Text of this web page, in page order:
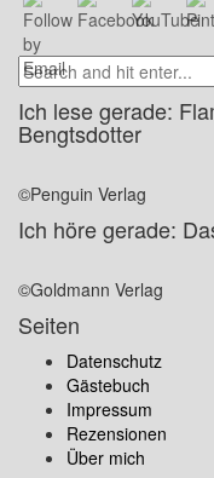
Ich lese gerade:
Bengtsdotter
©Penguin Verlag
Ich höre gerade:
©Goldmann Verlag
Seiten
Datenschutz
Gästebuch
Impressum
Rezensionen
Über mich